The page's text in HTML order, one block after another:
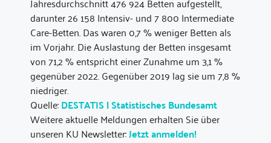
darunter 26 158 Intensiv- und 7 800 Intermediate
Care-Betten. Das waren 0,7 % weniger Betten als
im Vorjahr. Die Auslastung der Betten insgesamt
von 71,2 % entspricht einer Zunahme um 3,1 %
gegenüber 2022. Gegenüber 2019 lag sie um 7,8 %
niedriger.
Quelle:DESTATIS | Statistisches Bundesamt
Weitere aktuelle Meldungen erhalten Sie über
unseren KU Newsletter:Jetzt anmelden!